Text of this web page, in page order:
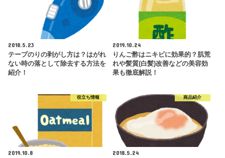
2018.5.23
テープのりの剥がし方は？はがれ
ない時の落として除去する方法を
紹介！
2019.10.24
りんご酢はニキビに効果的？肌荒
れや髪質(白髪)改善などの美容効
果も徹底解説！
役立ち情報
2019.10.8
商品紹介
2018.5.24